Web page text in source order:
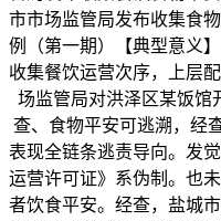
市市场监管局发布收集食
例（第一期）【典型意义
收集餐饮运营次序，上层
场监管局对洪泽区某饭馆
查、食物平安可逃溯，经
表现全链条逃责导向。发
运营许可证》系伪制。也
者饮食平安。经查，盐城